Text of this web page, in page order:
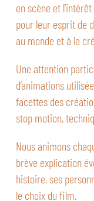
en scène et
pour leur esprit de
au monde et à la
Une attention
d’animations
facettes des
stop motion,
Nous animons
brève explication
histoire, ses
le choix du film.